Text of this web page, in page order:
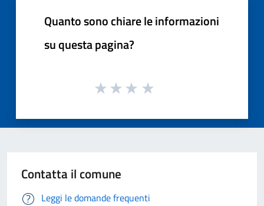
Quanto sono chiare le informazioni
su questa pagina?
Contatta il comune
Leggi le domande frequenti